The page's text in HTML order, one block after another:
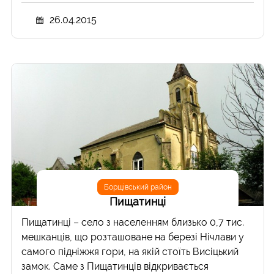
26.04.2015
Борщівський район
Пищатинці
Пищатинці – село з населенням близько 0,7 тис.
мешканців, що розташоване на березі Нічлави у
самого підніжжя гори, на якій стоїть Висіцький
замок. Саме з Пищатинців відкривається